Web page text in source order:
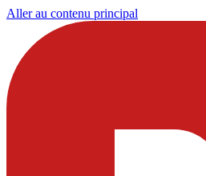
Aller au contenu principal